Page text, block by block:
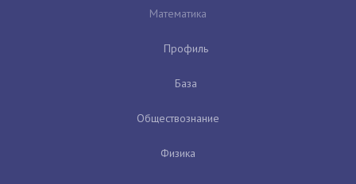
Математика
Профиль
База
Обществознание
Физика